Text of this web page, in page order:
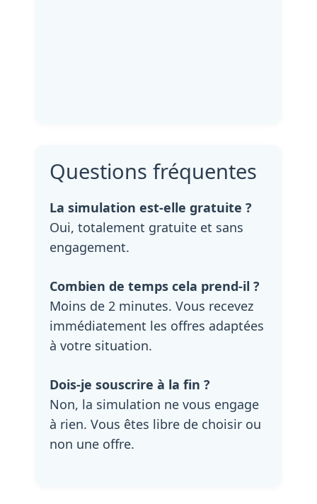
Questions fréquentes
La simulation est-elle gratuite ?
Oui, totalement gratuite et sans
engagement.
Combien de temps cela prend-il ?
Moins de 2 minutes. Vous recevez
immédiatement les offres adaptées
à votre situation.
Dois-je souscrire à la fin ?
Non, la simulation ne vous engage
à rien. Vous êtes libre de choisir ou
non une offre.